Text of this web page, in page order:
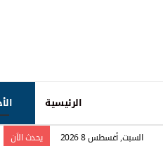
الرئيسية
السبت, أغسطس 8 2026 يحدث الاَن